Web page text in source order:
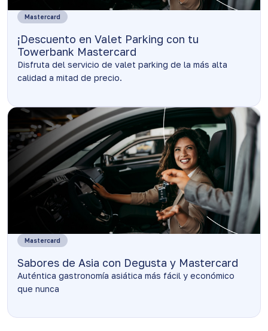
Mastercard
¡Descuento en Valet Parking con tu
Towerbank Mastercard
Disfruta del servicio de valet parking de la más alta
calidad a mitad de precio.
Mastercard
Sabores de Asia con Degusta y Mastercard
Auténtica gastronomía asiática más fácil y económico
que nunca